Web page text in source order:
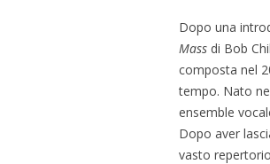
Dopo una
Massdi Bob
composta nel
tempo. Nato
ensemble
Dopo aver
vasto